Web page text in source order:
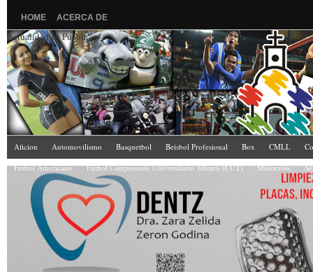
HOME ACERCA DE
Actualidad en Puebla
Aficion Automovilismo Basquetbol Beisbol Profesional Box CMLL
Futbol Americano
Fútbol Campeonato Universitario Telmex (CUT) Motocross